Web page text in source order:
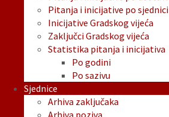
Pitanja i inicijative po sjednici
Inicijative Gradskog vijeća
Zaključci Gradskog vijeća
Statistika pitanja i inicijativa
Po godini
Po sazivu
Sjednice
Arhiva zaključaka